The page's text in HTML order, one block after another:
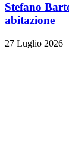
Stefano
abitazione
27 Luglio 2026